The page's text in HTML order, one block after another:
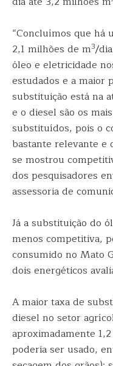
“Concluímos que há
2,1 milhões de m3/
óleo e eletricidade
estudados e a maior
substituição está na
e o diesel são os
substituídos, pois o
bastante relevante e
se mostrou
dos pesquisadores
assessoria de
Já a substituição do
menos competitiva,
consumido no Mato
dois energéticos
A maior taxa de
diesel no setor
aproximadamente
poderia ser usado,